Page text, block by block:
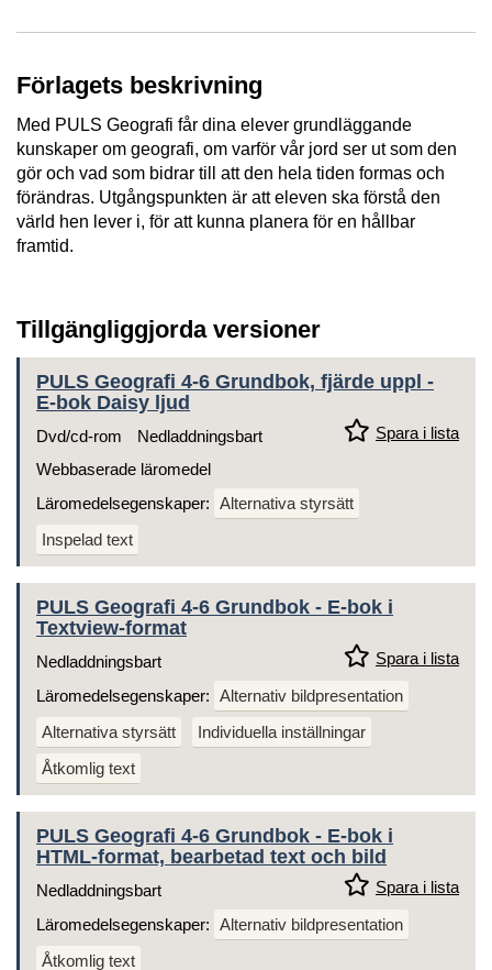
Förlagets beskrivning
Med PULS Geografi får dina elever grundläggande
kunskaper om geografi, om varför vår jord ser ut som den
gör och vad som bidrar till att den hela tiden formas och
förändras. Utgångspunkten är att eleven ska förstå den
värld hen lever i, för att kunna planera för en hållbar
framtid.
Tillgängliggjorda versioner
PULS Geografi 4-6 Grundbok, fjärde uppl -
E-bok Daisy ljud
Spara i lista
Dvd/cd-rom
Nedladdningsbart
Webbaserade läromedel
Läromedelsegenskaper: Alternativa styrsätt
Inspelad text
PULS Geografi 4-6 Grundbok - E-bok i
Textview-format
Spara i lista
Nedladdningsbart
Läromedelsegenskaper: Alternativ bildpresentation
Alternativa styrsätt
Individuella inställningar
Åtkomlig text
PULS Geografi 4-6 Grundbok - E-bok i
HTML-format, bearbetad text och bild
Spara i lista
Nedladdningsbart
Läromedelsegenskaper: Alternativ bildpresentation
Åtkomlig text